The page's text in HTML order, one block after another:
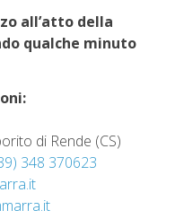
all’atto della
qualche minuto
di Rende (CS)
348 370623